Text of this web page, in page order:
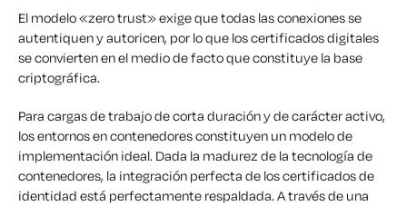
El modelo «zero trust» exige que todas las conexiones se
autentiquen y autoricen, por lo que los certificados digitales
se convierten en el medio de facto que constituye la base
criptográfica.
Para cargas de trabajo de corta duración y de carácter activo,
los entornos en contenedores constituyen un modelo de
implementación ideal. Dada la madurez de la tecnología de
contenedores, la integración perfecta de los certificados de
identidad está perfectamente respaldada. A través de una